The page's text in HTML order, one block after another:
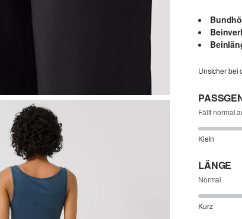
Unsicher bei
Fällt normal
Klein
LÄNGE
Normal
Kurz